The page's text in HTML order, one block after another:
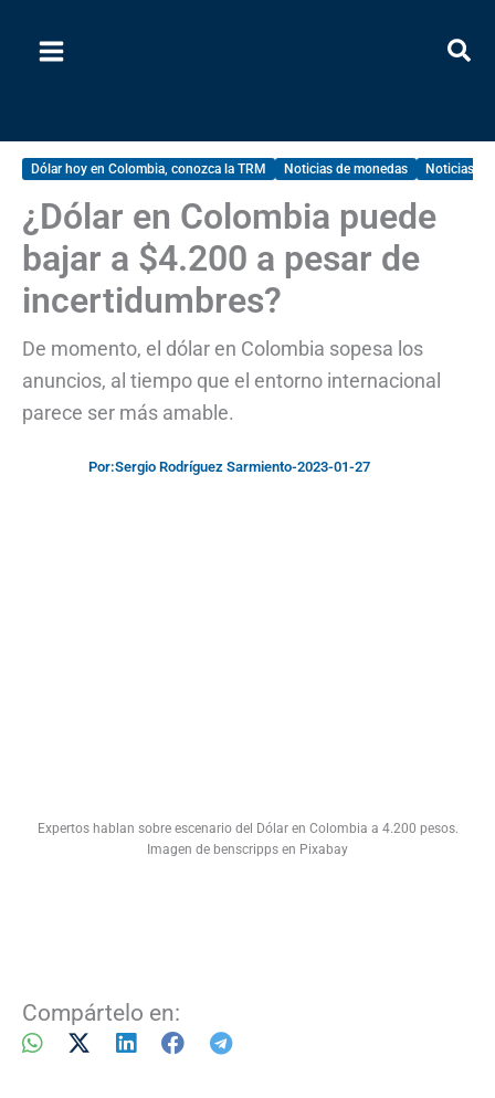
Dólar hoy en Colombia, conozca la TRM Noticias de monedas Noticias
¿Dólar en Colombia puede
bajar a $4.200 a pesar de
incertidumbres?
De momento, el dólar en Colombia sopesa los
anuncios, al tiempo que el entorno internacional
parece ser más amable.
Por:Sergio Rodríguez Sarmiento-2023-01-27
Expertos hablan sobre escenario del Dólar en Colombia a 4.200 pesos.
Imagen de benscripps en Pixabay
Compártelo en: